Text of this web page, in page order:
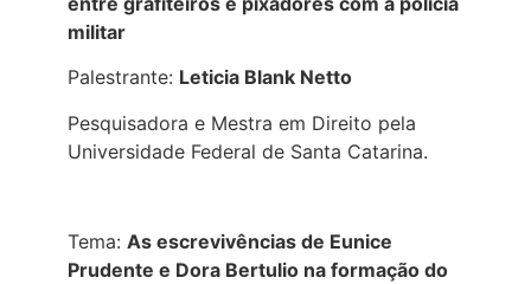
militar
Palestrante: Leticia Blank Netto
Pesquisadora e Mestra em Direito pela
Universidade Federal de Santa Catarina.
Tema: As escrevivências de Eunice
Prudente e Dora Bertulio na formação do